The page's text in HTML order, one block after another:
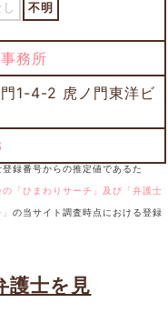
不明
務所
1-4-2 虎ノ門東洋ビ
録番号からの推定値であるた
の「ひまわりサーチ」及び「弁護士
の当サイト調査時点における登録
護士を見